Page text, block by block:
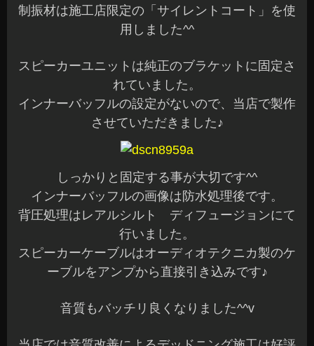
制振材は施工店限定の「サイレントコート」を使
用しました^^
スピーカーユニットは純正のブラケットに固定さ
れていました。
インナーバッフルの設定がないので、当店で製作
させていただきました♪
しっかりと固定する事が大切です^^
インナーバッフルの画像は防水処理後です。
背圧処理はレアルシルト ディフュージョンにて
行いました。
スピーカーケーブルはオーディオテクニカ製のケ
ーブルをアンプから直接引き込みです♪
音質もバッチリ良くなりました^^v